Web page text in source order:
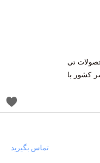
فروش محصولات تی
در سراسر کشور با
تماس بگیرید